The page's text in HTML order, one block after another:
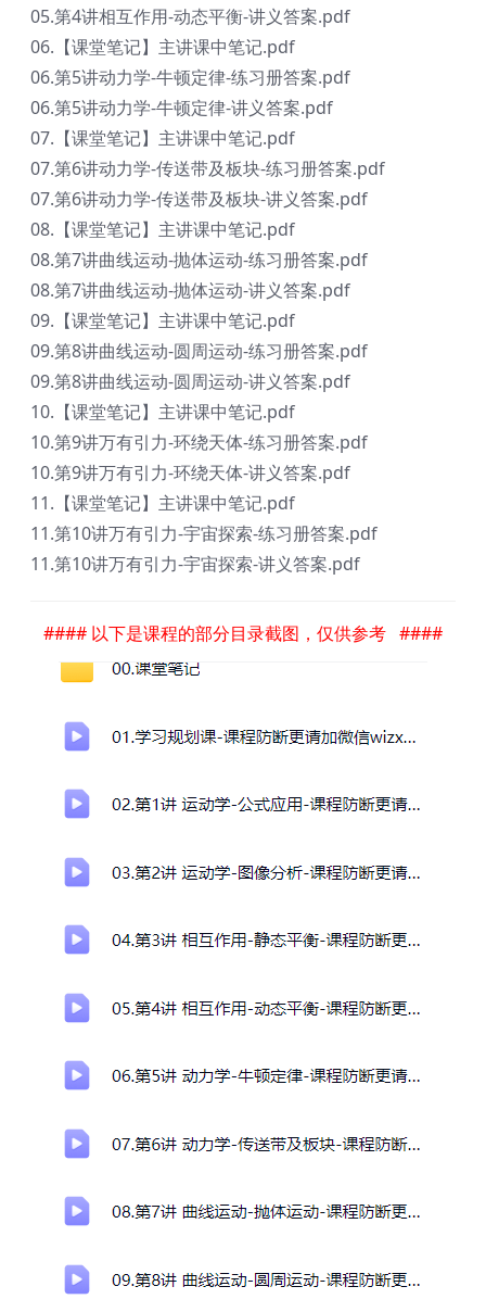
05.第4讲相互作用-动态平衡-讲义答案.pdf
06.【课堂笔记】主讲课中笔记.pdf
06.第5讲动力学-牛顿定律-练习册答案.pdf
06.第5讲动力学-牛顿定律-讲义答案.pdf
07.【课堂笔记】主讲课中笔记.pdf
07.第6讲动力学-传送带及板块-练习册答案.pdf
07.第6讲动力学-传送带及板块-讲义答案.pdf
08.【课堂笔记】主讲课中笔记.pdf
08.第7讲曲线运动-抛体运动-练习册答案.pdf
08.第7讲曲线运动-抛体运动-讲义答案.pdf
09.【课堂笔记】主讲课中笔记.pdf
09.第8讲曲线运动-圆周运动-练习册答案.pdf
09.第8讲曲线运动-圆周运动-讲义答案.pdf
10.【课堂笔记】主讲课中笔记.pdf
10.第9讲万有引力-环绕天体-练习册答案.pdf
10.第9讲万有引力-环绕天体-讲义答案.pdf
11.【课堂笔记】主讲课中笔记.pdf
11.第10讲万有引力-宇宙探索-练习册答案.pdf
11.第10讲万有引力-宇宙探索-讲义答案.pdf
#### 以下是课程的部分目录截图，仅供参考 ####